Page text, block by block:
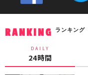
RANKING ランキング
DAILY
24時間